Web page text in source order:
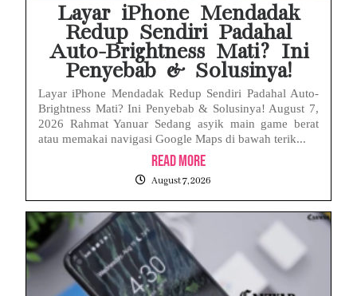
Layar iPhone Mendadak
Redup Sendiri Padahal
Auto-Brightness Mati? Ini
Penyebab & Solusinya!
Layar iPhone Mendadak Redup Sendiri Padahal Auto-
Brightness Mati? Ini Penyebab & Solusinya! August 7,
2026 Rahmat Yanuar Sedang asyik main game berat
atau memakai navigasi Google Maps di bawah terik...
Read More
August 7, 2026